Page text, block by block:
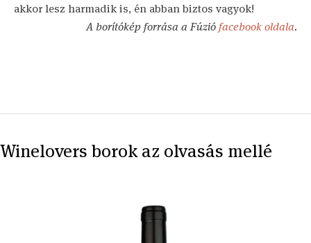
akkor lesz harmadik is, én abban biztos vagyok!
A borítókép forrása a Fúziófacebook oldala.
Winelovers borok az olvasás mellé